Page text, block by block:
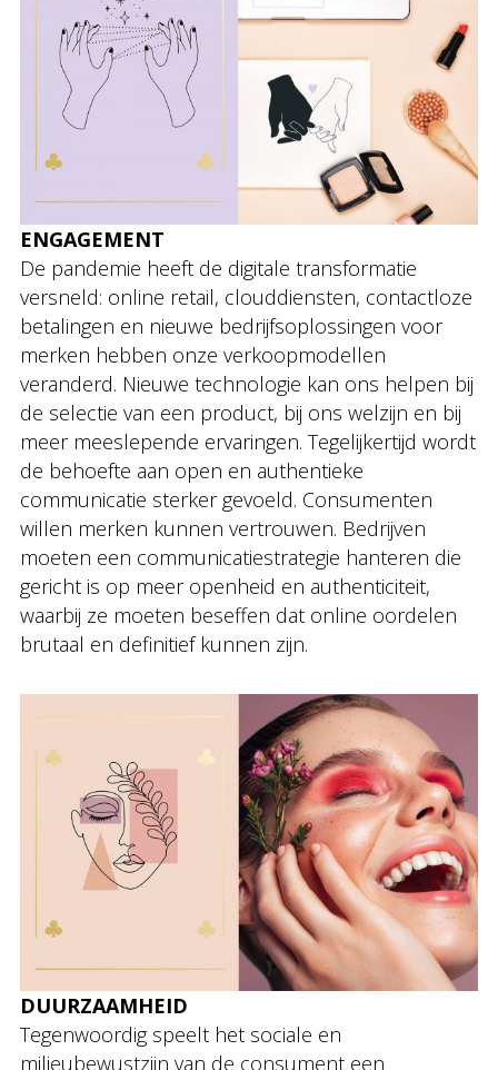
ENGAGEMENT
De pandemie heeft de digitale transformatie
versneld: online retail, clouddiensten, contactloze
betalingen en nieuwe bedrijfsoplossingen voor
merken hebben onze verkoopmodellen
veranderd. Nieuwe technologie kan ons helpen bij
de selectie van een product, bij ons welzijn en bij
meer meeslepende ervaringen. Tegelijkertijd wordt
de behoefte aan open en authentieke
communicatie sterker gevoeld. Consumenten
willen merken kunnen vertrouwen. Bedrijven
moeten een communicatiestrategie hanteren die
gericht is op meer openheid en authenticiteit,
waarbij ze moeten beseffen dat online oordelen
brutaal en definitief kunnen zijn.
DUURZAAMHEID
Tegenwoordig speelt het sociale en
milieubewustzijn van de consument een